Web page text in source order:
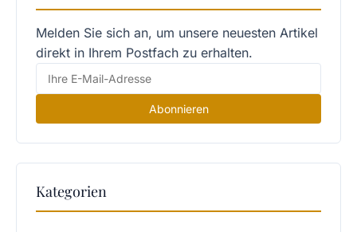
Melden Sie sich an, um unsere neuesten Artikel
direkt in Ihrem Postfach zu erhalten.
Abonnieren
Kategorien